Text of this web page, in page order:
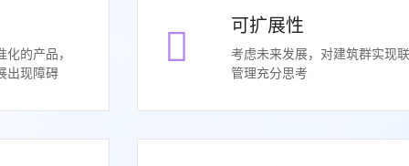
的产品，
出现障碍
可扩展性
考虑未来发展，对建筑群实现
管理充分思考